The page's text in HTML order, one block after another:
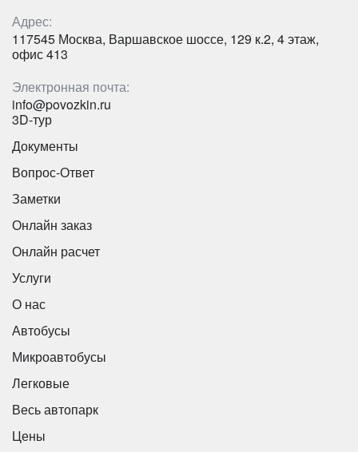
Количество мест:
Адрес:
117545 Москва, Варшавское шоссе, 129 к.2, 4 этаж,
офис 413
Электронная почта:
info@povozkin.ru
3D-тур
Документы
Вопрос-Ответ
Заметки
Онлайн заказ
Онлайн расчет
Услуги
О нас
Автобусы
Микроавтобусы
Легковые
Весь автопарк
Цены